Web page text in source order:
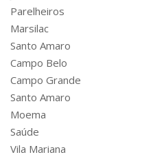
Parelheiros
Marsilac
Santo Amaro
Campo Belo
Campo Grande
Santo Amaro
Moema
Saúde
Vila Mariana